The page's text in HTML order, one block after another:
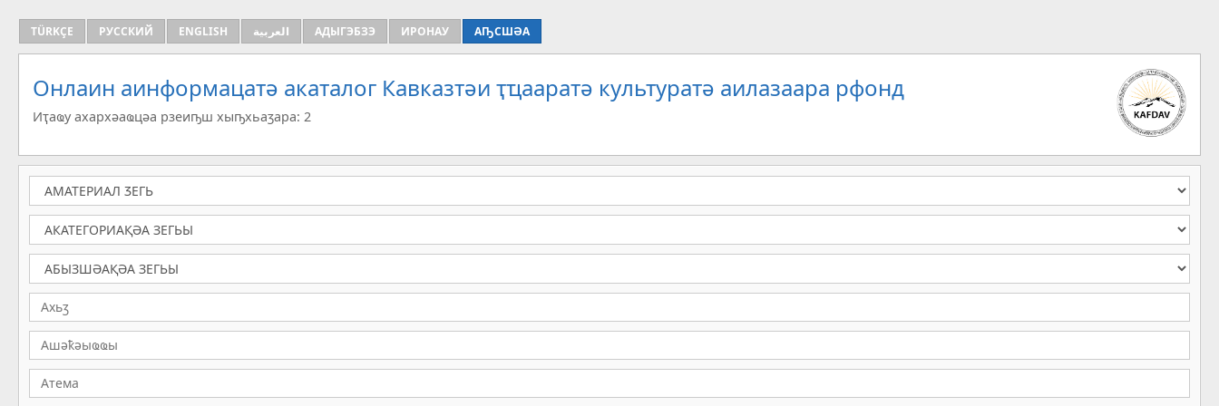
TÜRKÇE РУССКИЙ ENGLISH العربية АДЫГЭБЗЭ ИРОНАУ АҦСШӘА
Онлаин аинформацатә aкаталог Кавказтәи ҭҵааратә культуратә аилазаара рфонд
Иҭаҩу ахархәаҩцәа рзеиҧш хыҧхьаӡара: 2